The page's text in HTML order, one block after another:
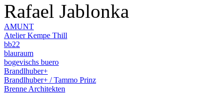
Rafael Jablonka
AMUNT
Atelier Kempe Thill
bb22
blauraum
bogevischs buero
Brandlhuber+
Brandlhuber+ / Tammo Prinz
Brenne Architekten